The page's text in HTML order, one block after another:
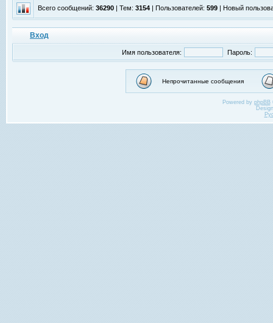
Всего сообщений: 36290 | Тем: 3154 | Пользователей: 599 | Новый
Вход
Имя пользователя: Пароль:
Непрочитанные сообщения
Powered by phpBB